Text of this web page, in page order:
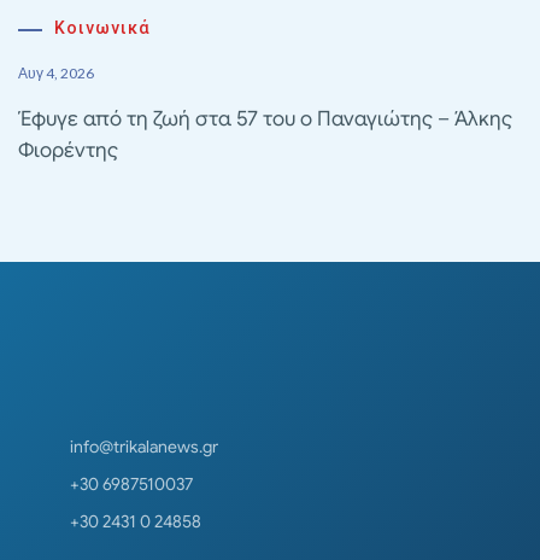
Κοινωνικά
Αυγ 4, 2026
Έφυγε από τη ζωή στα 57 του ο Παναγιώτης – Άλκης
Φιορέντης
info@trikalanews.gr
+30 6987510037
+30 2431 0 24858